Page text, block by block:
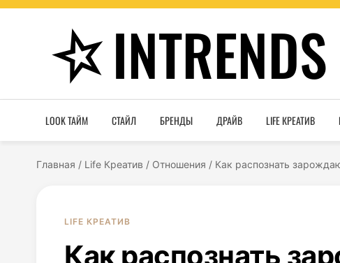
INTRENDS
LOOK ТАЙМ СТАЙЛ БРЕНДЫ ДРАЙВ LIFE КРЕАТИВ
Главная / Life Креатив / Отношения / Как распознать
LIFE КРЕАТИВ
Как распознать